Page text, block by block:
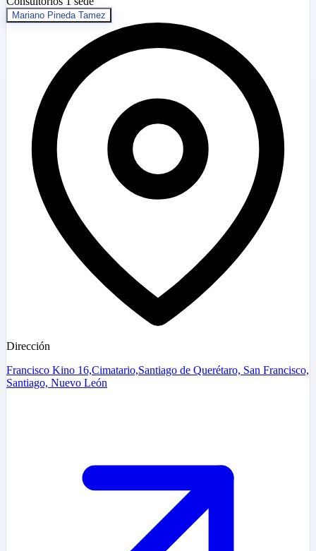
Mariano Pineda Tamez
Dirección
Francisco Kino 16,Cimatario,Santiago de Querétaro, San Francisco,
Santiago, Nuevo León